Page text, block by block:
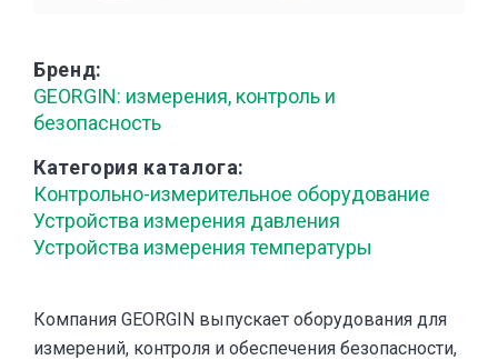
Бренд
GEORGIN: измерения, контроль и
безопасность
Категория каталога
Контрольно-измерительное оборудование
Устройства измерения давления
Устройства измерения температуры
Компания GEORGIN выпускает оборудования для
измерений, контроля и обеспечения безопасности,